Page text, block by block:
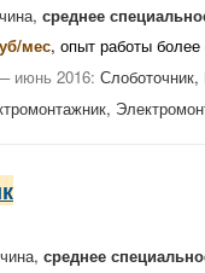
среднее
мес, опыт работы более
июнь 2016: Слоботочник,
среднее